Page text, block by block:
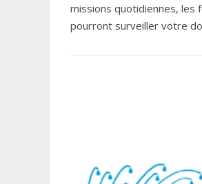
missions quotidiennes, les
pourront surveiller votre